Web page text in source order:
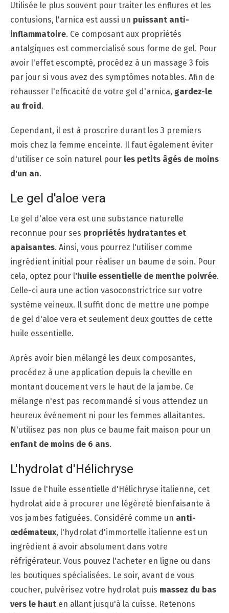
Utilisée le plus souvent pour traiter les enflures et les
contusions, l'arnica est aussi un puissant anti-
inflammatoire. Ce composant aux propriétés
antalgiques est commercialisé sous forme de gel. Pour
avoir l'effet escompté, procédez à un massage 3 fois
par jour si vous avez des symptômes notables. Afin de
rehausser l'efficacité de votre gel d'arnica, gardez-le
au froid .
Cependant, il est à proscrire durant les 3 premiers
mois chez la femme enceinte. Il faut également éviter
d'utiliser ce soin naturel pour les petits âgés de moins
d'un an.
Le gel d'aloe vera
Le gel d'aloe vera est une substance naturelle
reconnue pour ses propriétés hydratantes et
apaisantes. Ainsi, vous pourrez l'utiliser comme
ingrédient initial pour réaliser un baume de soin. Pour
cela, optez pour l'huile essentielle de menthe poivrée.
Celle-ci aura une action vasoconstrictrice sur votre
système veineux. Il suffit donc de mettre une pompe
de gel d'aloe vera et seulement deux gouttes de cette
huile essentielle.
Après avoir bien mélangé les deux composantes,
procédez à une application depuis la cheville en
montant doucement vers le haut de la jambe. Ce
mélange n'est pas recommandé si vous attendez un
heureux événement ni pour les femmes allaitantes.
N'utilisez pas non plus ce baume fait maison pour un
enfant de moins de 6 ans.
L'hydrolat d'Hélichryse
Issue de l'huile essentielle d'Hélichryse italienne, cet
hydrolat aide à procurer une légèreté bienfaisante à
vos jambes fatiguées. Considéré comme un anti-
œdémateux, l'hydrolat d'immortelle italienne est un
ingrédient à avoir absolument dans votre
réfrigérateur. Vous pouvez l'acheter en ligne ou dans
les boutiques spécialisées. Le soir, avant de vous
coucher, pulvérisez votre hydrolat puis massez du bas
vers le haut en allant jusqu'à la cuisse. Retenons